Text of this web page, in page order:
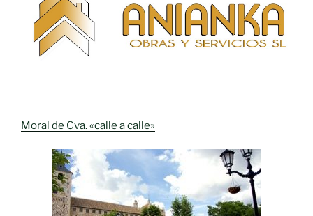
Moral de Cva. «calle a calle»